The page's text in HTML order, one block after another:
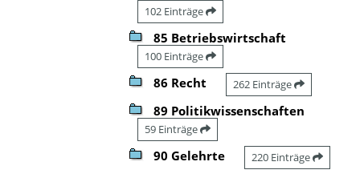
102 Einträge
85 Betriebswirtschaft
100 Einträge
86 Recht 262 Einträge
89 Politikwissenschaften
59 Einträge
90 Gelehrte 220 Einträge